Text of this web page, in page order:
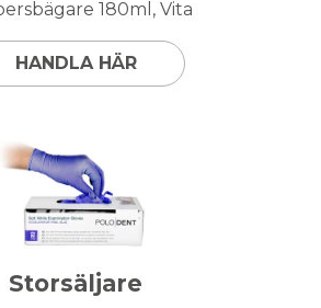
180ml, Vita
HANDLA HÄR
Storsäljare